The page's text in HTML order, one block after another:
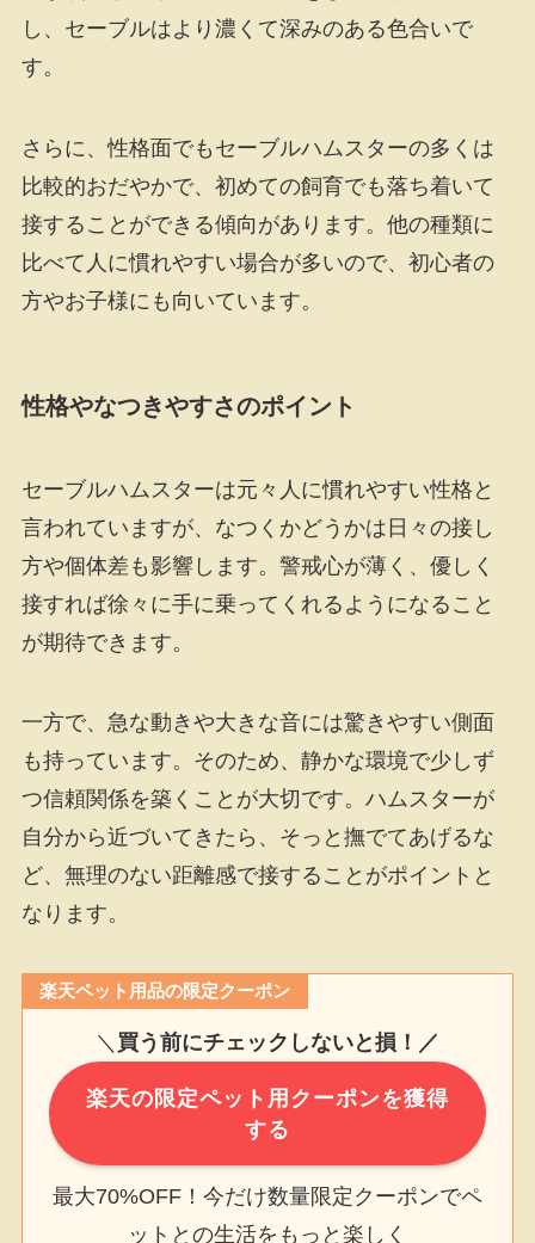
し、セーブルはより濃くて深みのある色合いで
す。
さらに、性格面でもセーブルハムスターの多くは
比較的おだやかで、初めての飼育でも落ち着いて
接することができる傾向があります。他の種類に
比べて人に慣れやすい場合が多いので、初心者の
方やお子様にも向いています。
性格やなつきやすさのポイント
セーブルハムスターは元々人に慣れやすい性格と
言われていますが、なつくかどうかは日々の接し
方や個体差も影響します。警戒心が薄く、優しく
接すれば徐々に手に乗ってくれるようになること
が期待できます。
一方で、急な動きや大きな音には驚きやすい側面
も持っています。そのため、静かな環境で少しず
つ信頼関係を築くことが大切です。ハムスターが
自分から近づいてきたら、そっと撫でてあげるな
ど、無理のない距離感で接することがポイントと
なります。
楽天ペット用品の限定クーポン
＼ 買う前にチェックしないと損！／
楽天の限定ペット用クーポンを獲得
する
最大70%OFF！今だけ数量限定クーポンでペ
ットとの生活をもっと楽しく